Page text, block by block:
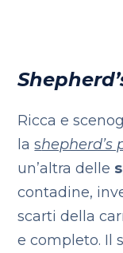
Ricca e
lashepherd’s
un’altra delle
contadine,
scarti della
e completo. Il